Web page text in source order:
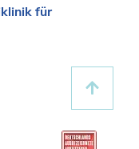
für